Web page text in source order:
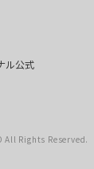
ル公式
All Rights Reserved.